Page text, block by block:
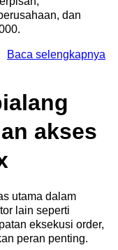
dan
Baca selengkapnya
akses
utama dalam
lain seperti
eksekusi order,
peran penting.